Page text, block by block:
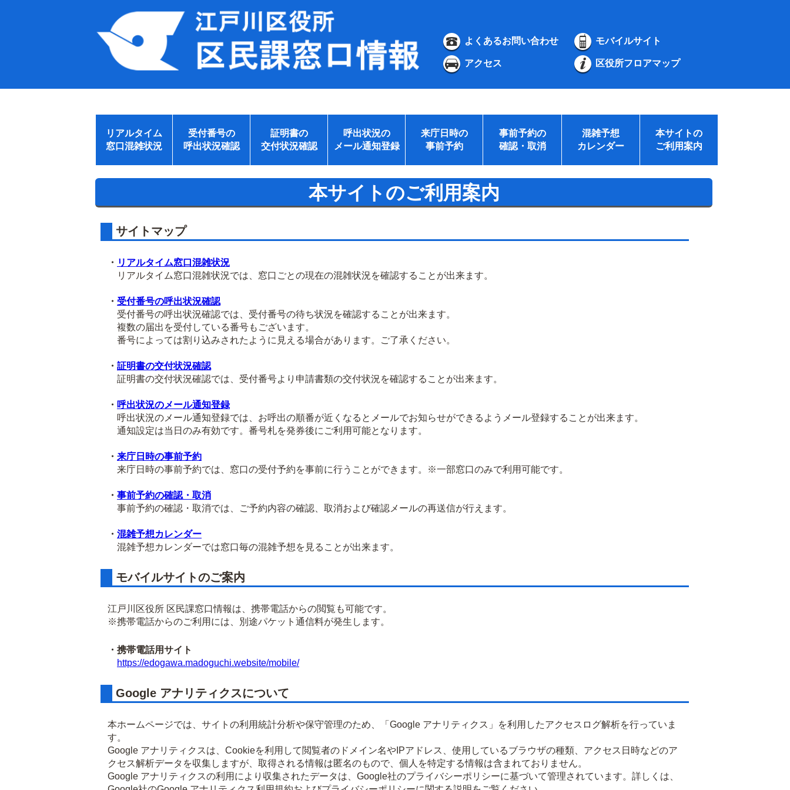
よくあるお問い合わせ モバイルサイト
アクセス 区役所フロアマップ
リアルタイム
窓口混雑状況
受付番号の
呼出状況確認
証明書の
交付状況確認
呼出状況の
メール通知登録
来庁日時の
事前予約
事前予約の
確認・取消
混雑予想
カレンダー
本サイトの
ご利用案内
本サイトのご利用案内
サイトマップ
・ リアルタイム窓口混雑状況
リアルタイム窓口混雑状況では、窓口ごとの現在の混雑状況を確認することが出来ます。
・ 受付番号の呼出状況確認
受付番号の呼出状況確認では、受付番号の待ち状況を確認することが出来ます。
複数の届出を受付している番号もございます。
番号によっては割り込みされたように見える場合があります。ご了承ください。
・ 証明書の交付状況確認
証明書の交付状況確認では、受付番号より申請書類の交付状況を確認することが出来ます。
・ 呼出状況のメール通知登録
呼出状況のメール通知登録では、お呼出の順番が近くなるとメールでお知らせができるようメール登録することが出来ます。
通知設定は当日のみ有効です。番号札を発券後にご利用可能となります。
・ 来庁日時の事前予約
来庁日時の事前予約では、窓口の受付予約を事前に行うことができます。※一部窓口のみで利用可能です。
・ 事前予約の確認・取消
事前予約の確認・取消では、ご予約内容の確認、取消および確認メールの再送信が行えます。
・ 混雑予想カレンダー
混雑予想カレンダーでは窓口毎の混雑予想を見ることが出来ます。
モバイルサイトのご案内
江戸川区役所 区民課窓口情報は、携帯電話からの閲覧も可能です。
※携帯電話からのご利用には、別途パケット通信料が発生します。
・携帯電話用サイト
https://edogawa.madoguchi.website/mobile/
Google アナリティクスについて
本ホームページでは、サイトの利用統計分析や保守管理のため、「Google アナリティクス」を利用したアクセスログ解析を行っていま
す。
Google アナリティクスは、Cookieを利用して閲覧者のドメイン名やIPアドレス、使用しているブラウザの種類、アクセス日時などのア
クセス解析データを収集しますが、取得される情報は匿名のもので、個人を特定する情報は含まれておりません。
Google アナリティクスの利用により収集されたデータは、Google社のプライバシーポリシーに基づいて管理されています。詳しくは、